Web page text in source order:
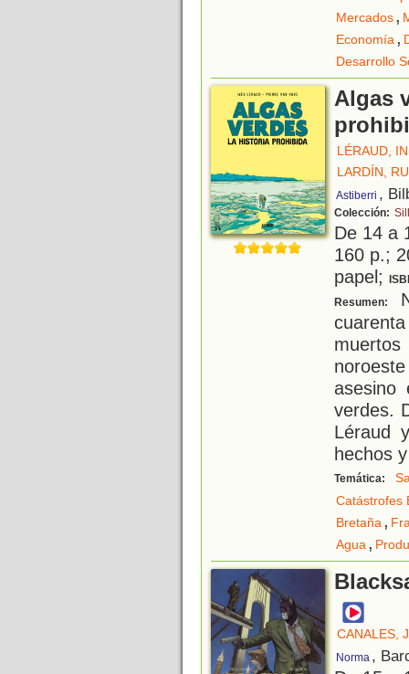
Mercados,
Economía,
Desarrollo
Algas
LÉRAUD,
LARDÍN,
Astiberri ,
Colección:
De 14 a
160 p.;
papel;
Resumen:
asesino
verdes.
Léraud
hechos
Temática:
Catástrofes
Bretaña,
Agua,
CANALES,
Norma ,